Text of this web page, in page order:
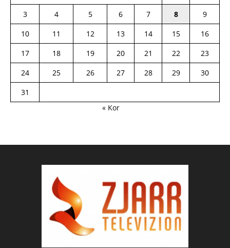
3
4 5 6 7 8
9
10
11 12 13 14 15
16
17
18 19 20 21 22
23
24
25 26 27 28 29
30
31
« Kor